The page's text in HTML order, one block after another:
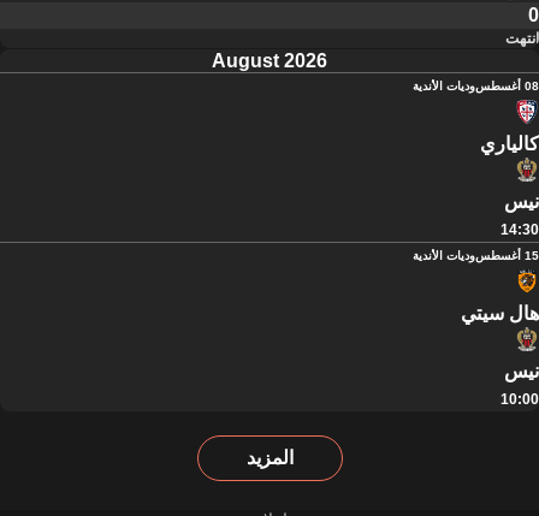
0
انتهت
August 2026
08 أغسطس وديات الأندية
كالياري
نيس
14:30
15 أغسطس وديات الأندية
هال سيتي
نيس
10:00
المزيد